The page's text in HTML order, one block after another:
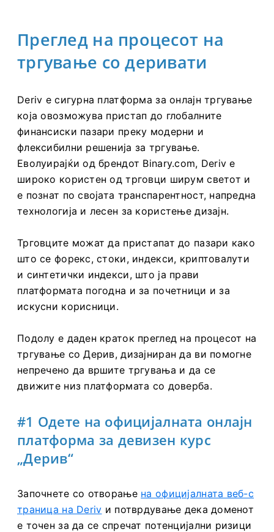
Преглед на процесот на
тргување со деривати
Deriv е сигурна платформа за онлајн тргување
која овозможува пристап до глобалните
финансиски пазари преку модерни и
флексибилни решенија за тргување.
Еволуирајќи од брендот Binary.com, Deriv е
широко користен од трговци ширум светот и
е познат по својата транспарентност, напредна
технологија и лесен за користење дизајн.
Трговците можат да пристапат до пазари како
што се форекс, стоки, индекси, криптовалути
и синтетички индекси, што ја прави
платформата погодна и за почетници и за
искусни корисници.
Подолу е даден краток преглед на процесот на
тргување со Дерив, дизајниран да ви помогне
непречено да вршите тргувања и да се
движите низ платформата со доверба.
#1 Одете на официјалната онлајн
платформа за девизен курс
„Дерив“
Започнете со отворање на официјалната веб-с
траница на Deriv и потврдување дека доменот
е точен за да се спречат потенцијални ризици